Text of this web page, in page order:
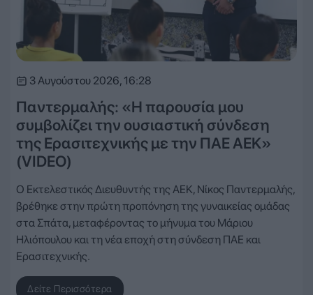
3 Αυγούστου 2026, 16:28
Παντερμαλής: «Η παρουσία μου
συμβολίζει την ουσιαστική σύνδεση
της Ερασιτεχνικής με την ΠΑΕ ΑΕΚ»
(VIDEO)
Ο Εκτελεστικός Διευθυντής της ΑΕΚ, Νίκος Παντερμαλής,
βρέθηκε στην πρώτη προπόνηση της γυναικείας ομάδας
στα Σπάτα, μεταφέροντας το μήνυμα του Μάριου
Ηλιόπουλου και τη νέα εποχή στη σύνδεση ΠΑΕ και
Ερασιτεχνικής.
Δείτε Περισσότερα